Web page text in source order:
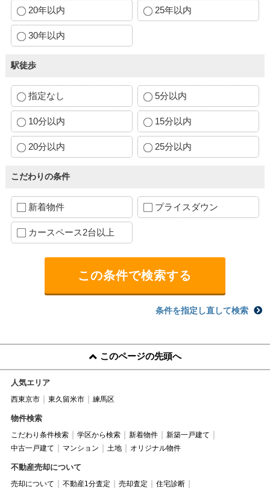
20年以内 25年以内
30年以内
駅徒歩
指定なし 5分以内
10分以内 15分以内
20分以内 25分以内
こだわりの条件
新着物件 プライスダウン
カースペース2台以上
条件を指定し直して検索
このページの先頭へ
人気エリア
西東京市 東久留米市 練馬区
物件検索
こだわり条件検索 学区から検索 新着物件
新築一戸建て
中古一戸建て
マンション 土地 オリジナル物件
不動産売却について
売却について 不動産1分査定 売却査定
住宅診断